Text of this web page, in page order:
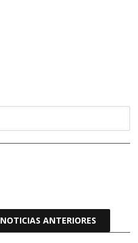
NOTICIAS ANTERIORES